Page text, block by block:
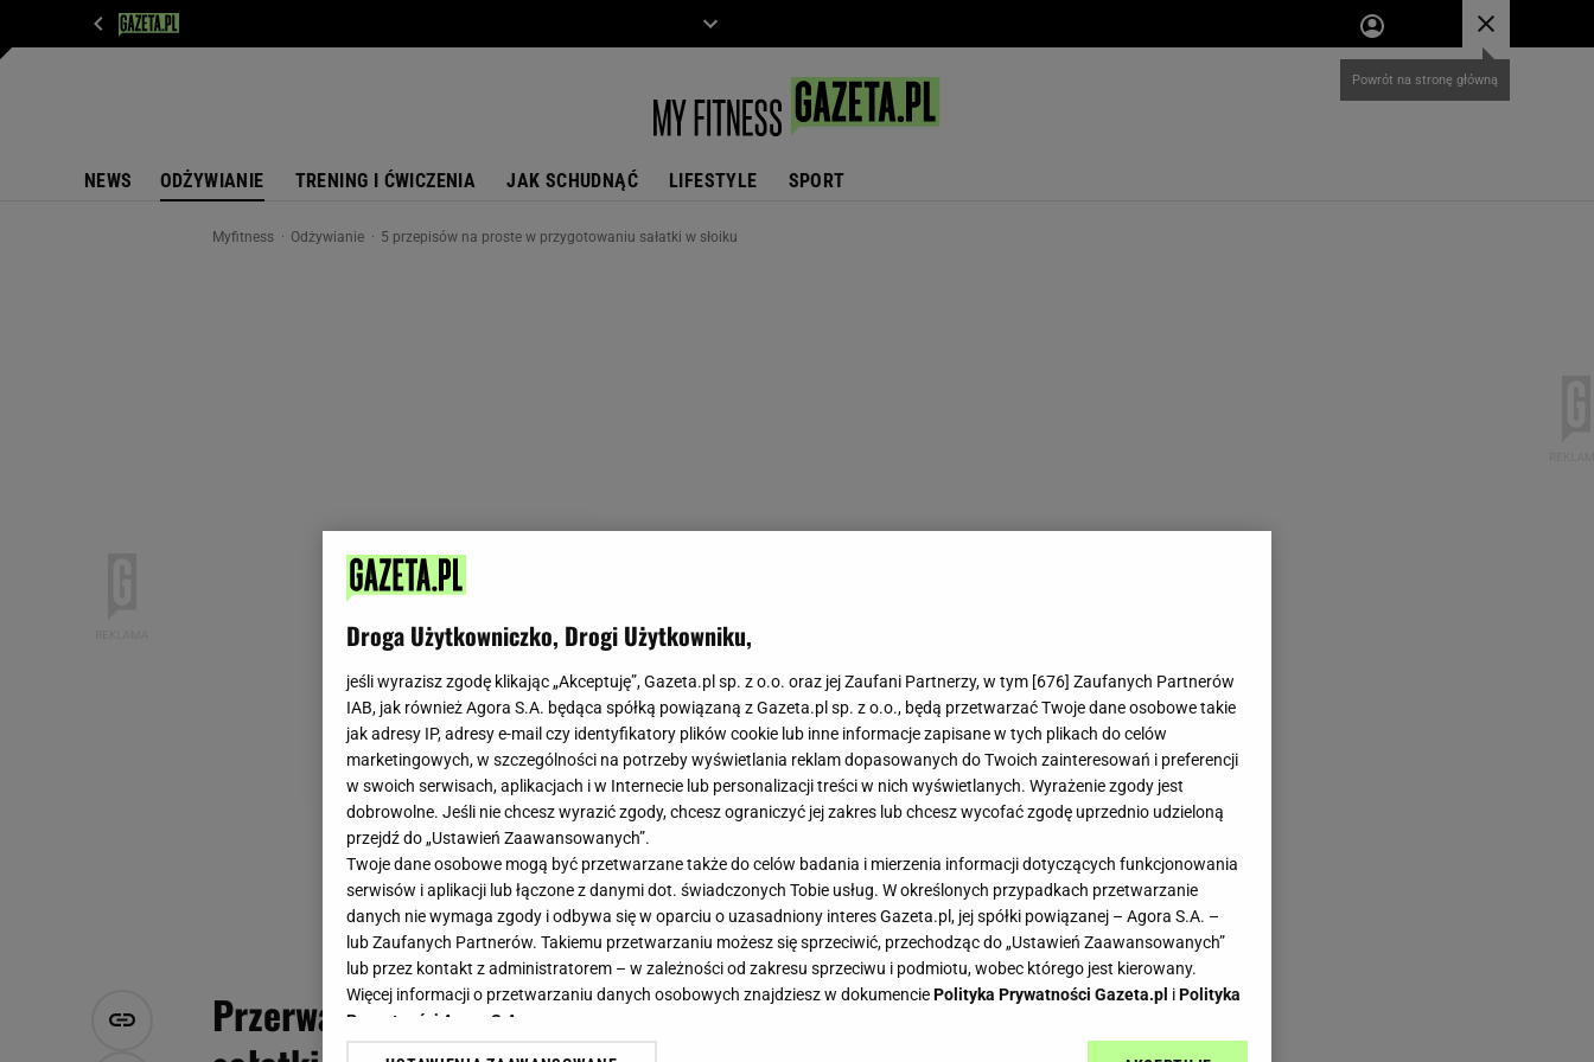
NEWS ODŻYWIANIE TRENING I ĆWICZENIA JAK SCHUDNĄĆ LIFESTYLE SPORT
Myfitness Odżywianie 5 przepisów na proste w przygotowaniu sałatki w słoiku
Przerwa na lunch! 5 przepisów na proste w przygotowaniu
Droga Użytkowniczko, Drogi Użytkowniku,
jeśli wyrazisz zgodę klikając „Akceptuję”, Gazeta.pl sp. z o.o. oraz jej Zaufani Partnerzy, w tym [676] Zaufanych Partnerów
IAB, jak również Agora S.A. będąca spółką powiązaną z Gazeta.pl sp. z o.o., będą przetwarzać Twoje dane osobowe takie
jak adresy IP, adresy e-mail czy identyfikatory plików cookie lub inne informacje zapisane w tych plikach do celów
marketingowych, w szczególności na potrzeby wyświetlania reklam dopasowanych do Twoich zainteresowań i preferencji
w swoich serwisach, aplikacjach i w Internecie lub personalizacji treści w nich wyświetlanych. Wyrażenie zgody jest
dobrowolne. Jeśli nie chcesz wyrazić zgody, chcesz ograniczyć jej zakres lub chcesz wycofać zgodę uprzednio udzieloną
przejdź do „Ustawień Zaawansowanych”.
Twoje dane osobowe mogą być przetwarzane także do celów badania i mierzenia informacji dotyczących funkcjonowania
serwisów i aplikacji lub łączone z danymi dot. świadczonych Tobie usług. W określonych przypadkach przetwarzanie
danych nie wymaga zgody i odbywa się w oparciu o uzasadniony interes Gazeta.pl, jej spółki powiązanej – Agora S.A. –
lub Zaufanych Partnerów. Takiemu przetwarzaniu możesz się sprzeciwić, przechodząc do „Ustawień Zaawansowanych”
lub przez kontakt z administratorem – w zależności od zakresu sprzeciwu i podmiotu, wobec którego jest kierowany.
Więcej informacji o przetwarzaniu danych osobowych znajdziesz w dokumenciePolityka Prywatności Gazeta.pl iPolityka
Prywatności Agora S.A.